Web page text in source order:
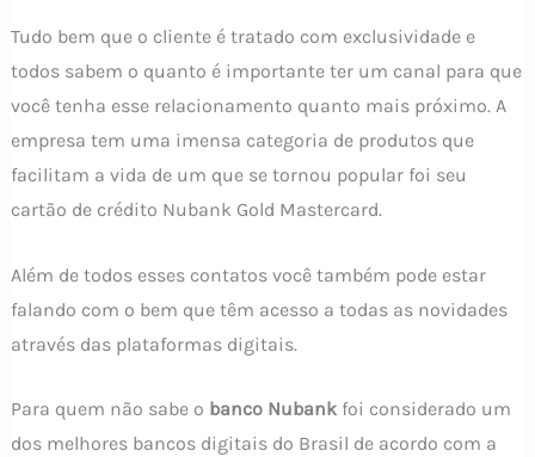
Tudo bem que o cliente é tratado com exclusividade e
todos sabem o quanto é importante ter um canal para que
você tenha esse relacionamento quanto mais próximo. A
empresa tem uma imensa categoria de produtos que
facilitam a vida de um que se tornou popular foi seu
cartão de crédito Nubank Gold Mastercard.
Além de todos esses contatos você também pode estar
falando com o bem que têm acesso a todas as novidades
através das plataformas digitais.
Para quem não sabe o banco Nubankfoi considerado um
dos melhores bancos digitais do Brasil de acordo com a